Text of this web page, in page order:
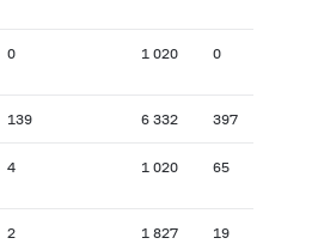
0 1 020 0
139 6 332 397
4 1 020 65
2 1 827 19